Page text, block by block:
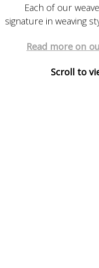
Each of our
signature in weaving
Read more on
Scroll to